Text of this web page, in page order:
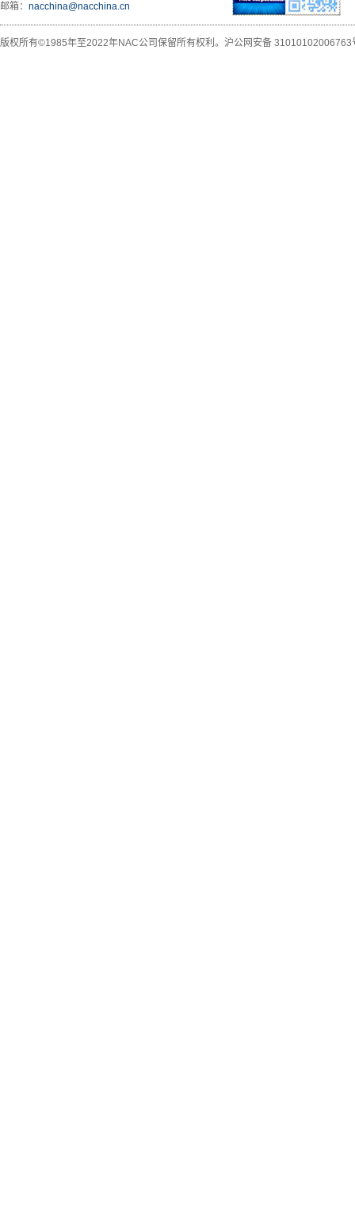
邮箱： nacchina@nacchina.cn
版权所有©1985年至2022年NAC公司保留所有权利。 沪公网安备 31010102006763